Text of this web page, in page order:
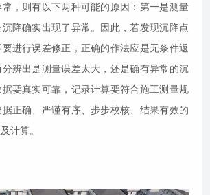
，则有以下两种可能的原因：第一是测量
降确实出现了异常。因此，若发现沉降点
进行误差修正，正确的作法应是无条件返
辨出是测量误差太大，还是确有异常的沉
要真实可靠，记录计算要符合施工测量规
正确、严谨有序、步步校核、结果有效的
计算。